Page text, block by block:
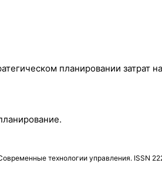
планировании затрат
технологии управления. ISSN